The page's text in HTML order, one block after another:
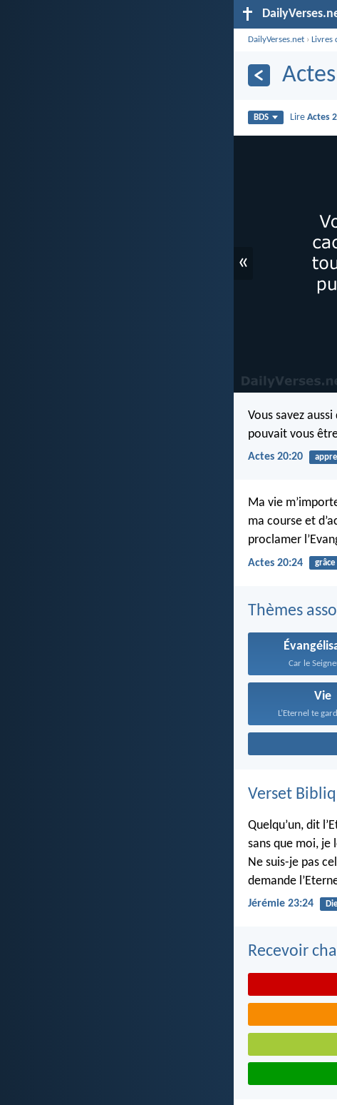
DailyVerses.net ›Livres
BDS LireActes
«
Vous savez
pouvait vous
Actes 20:20
Ma vie
ma course et
proclamer
Actes 20:24 grâce
Thèmes
Car le
Vie
L’Eternel te
Verset
Quelqu’un, dit
sans que moi, je
Ne suis-je pas
demande
Jérémie 23:24
Recevoir